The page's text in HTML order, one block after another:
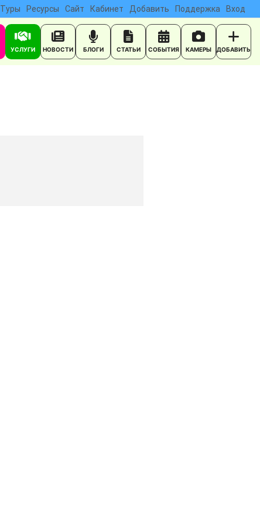
Туры Ресурсы Сайт Кабинет Добавить Поддержка Вход
УСЛУГИ НОВОСТИ БЛОГИ СТАТЬИ СОБЫТИЯ КАМЕРЫ ДОБАВИТЬ